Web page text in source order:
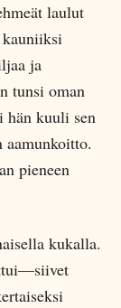
laulut
ja
tunsi oman
hän kuuli sen
pieneen
kukalla.